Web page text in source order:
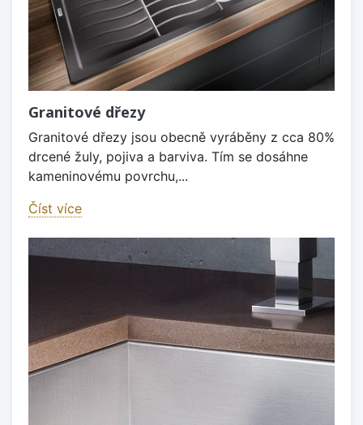
Granitové dřezy
Granitové dřezy jsou obecně vyráběny z cca 80%
drcené žuly, pojiva a barviva. Tím se dosáhne
kameninovému povrchu,...
Číst více